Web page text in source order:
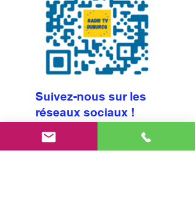
Suivez-nous sur les
réseaux sociaux !